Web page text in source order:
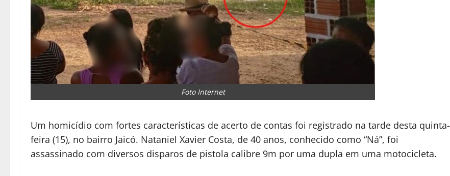
Foto Internet
Um homicídio com fortes características de acerto de contas foi registrado na tarde desta quinta-
feira (15), no bairro Jaicó. Nataniel Xavier Costa, de 40 anos, conhecido como “Ná”, foi
assassinado com diversos disparos de pistola calibre 9m por uma dupla em uma motocicleta.